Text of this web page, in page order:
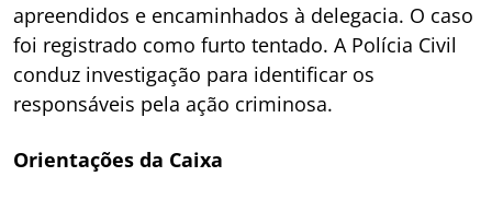
apreendidos e encaminhados à delegacia. O caso
foi registrado como furto tentado. A Polícia Civil
conduz investigação para identificar os
responsáveis pela ação criminosa.
Orientações da Caixa